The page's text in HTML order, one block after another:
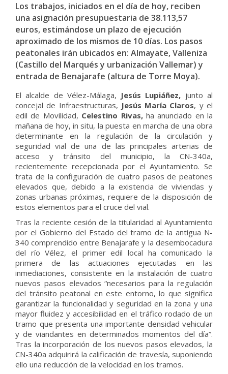
Los trabajos, iniciados en el día de hoy, reciben
una asignación presupuestaria de 38.113,57
euros, estimándose un plazo de ejecución
aproximado de los mismos de 10 días. Los pasos
peatonales irán ubicados en: Almayate, Valleniza
(Castillo del Marqués y urbanización Vallemar) y
entrada de Benajarafe (altura de Torre Moya).
El alcalde de Vélez-Málaga, Jesús Lupiáñez, junto al
concejal de Infraestructuras, Jesús María Claros, y el
edil de Movilidad, Celestino Rivas,ha anunciado en la
mañana de hoy, in situ, la puesta en marcha de una obra
determinante en la regulación de la circulación y
seguridad vial de una de las principales arterias de
acceso y tránsito del municipio, la CN-340a,
recientemente recepcionada por el Ayuntamiento. Se
trata de la configuración de cuatro pasos de peatones
elevados que, debido a la existencia de viviendas y
zonas urbanas próximas, requiere de la disposición de
estos elementos para el cruce del vial.
Tras la reciente cesión de la titularidad al Ayuntamiento
por el Gobierno del Estado del tramo de la antigua N-
340 comprendido entre Benajarafe y la desembocadura
del río Vélez, el primer edil local ha comunicado la
primera de las actuaciones ejecutadas en las
inmediaciones, consistente en la instalación de cuatro
nuevos pasos elevados “necesarios para la regulación
del tránsito peatonal en este entorno, lo que significa
garantizar la funcionalidad y seguridad en la zona y una
mayor fluidez y accesibilidad en el tráfico rodado de un
tramo que presenta una importante densidad vehicular
y de viandantes en determinados momentos del día”.
Tras la incorporación de los nuevos pasos elevados, la
CN-340a adquirirá la calificación de travesía, suponiendo
ello una reducción de la velocidad en los tramos.